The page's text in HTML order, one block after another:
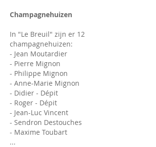
Champagnehuizen
In "Le Breuil" zijn er 12
champagnehuizen:
- Jean Moutardier
- Pierre Mignon
- Philippe Mignon
- Anne-Marie Mignon
- Didier - Dépit
- Roger - Dépit
- Jean-Luc Vincent
- Sendron Destouches
- Maxime Toubart
...